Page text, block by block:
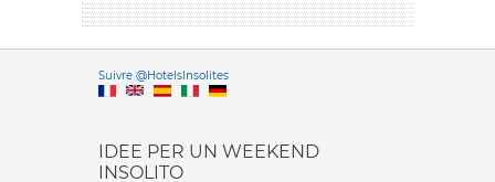
Suivre @HotelsInsolitesVersione
IDEE PER UN WEEKEND
INSOLITO